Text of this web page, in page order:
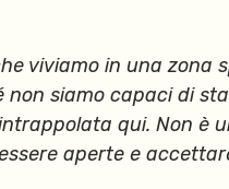
viviamo in una zona
siamo capaci di
qui. Non è
aperte e